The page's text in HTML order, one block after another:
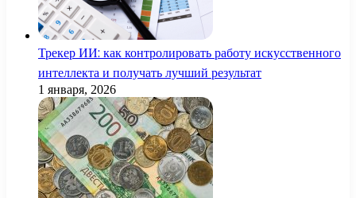
Трекер ИИ: как контролировать работу искусственного
интеллекта и получать лучший результат
1 января, 2026